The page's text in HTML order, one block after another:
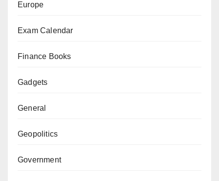
Europe
Exam Calendar
Finance Books
Gadgets
General
Geopolitics
Government